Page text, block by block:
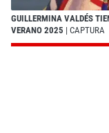
GUILLERMINA VALDÉS
VERANO 2025 | CAPTURA